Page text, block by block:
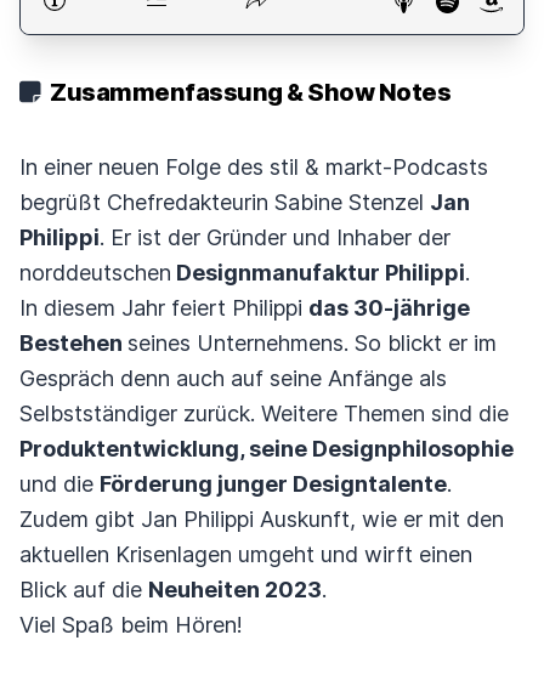
Zusammenfassung & Show Notes
In einer neuen Folge des stil & markt-Podcasts
begrüßt Chefredakteurin Sabine Stenzel Jan
Philippi. Er ist der Gründer und Inhaber der
norddeutschen Designmanufaktur Philippi.
In diesem Jahr feiert Philippi das 30-jährige
Bestehen seines Unternehmens. So blickt er im
Gespräch denn auch auf seine Anfänge als
Selbstständiger zurück. Weitere Themen sind die
Produktentwicklung, seine Designphilosophie
und die Förderung junger Designtalente.
Zudem gibt Jan Philippi Auskunft, wie er mit den
aktuellen Krisenlagen umgeht und wirft einen
Blick auf die Neuheiten 2023.
Viel Spaß beim Hören!